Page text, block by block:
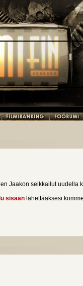
Jaakon seikkailut uudella
the Giant Slayer
sisään lähettääksesi